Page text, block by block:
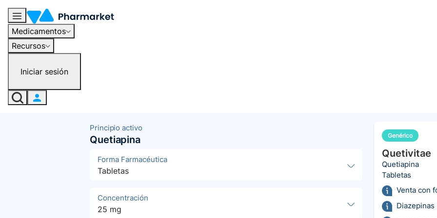
Medicamentos
Recursos
Iniciar sesión
Principio activo
Quetiapina
Forma Farmacéutica
Tabletas
Concentración
25 mg
Genérico
Quetivitae
Quetiapina
Tabletas
Venta con
Diazepinas